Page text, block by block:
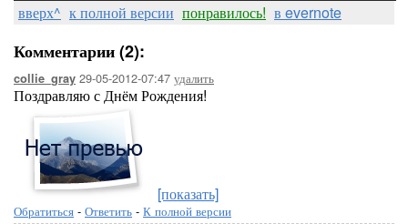
вверх^ к полной версии понравилось! в evernote
Комментарии (2):
collie_gray 29-05-2012-07:47 удалить
Поздравляю с Днём Рождения!
[показать]
Обратиться - Ответить - К полной версии